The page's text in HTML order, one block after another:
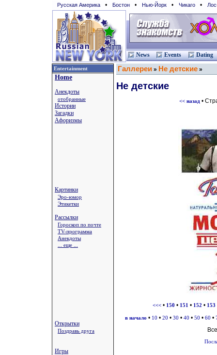
Русская Америка • Бостон • Нью-Йорк • Чикаго •
News Events Dating
Entertainment
Home
Анекдоты
отобранные
Истории
Загадки
Афоризмы
Картинки
Эро-юмор
Этикетки
Рассылки
Гороскоп по почте
TV-программа
Анекдоты
... еще ...
Открытки
Поздравь друга
Игры
Галлереи » Не детские »
Не детские
<< назад •
<<<• 150 • 151 • 152 • 153
в начало • 10 • 20 • 30 • 40 • 50 • 60 •